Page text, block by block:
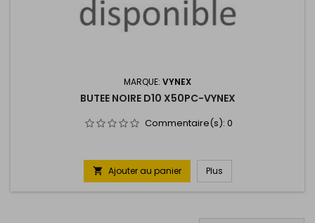
MARQUE: VYNEX
BUTEE NOIRE D10 X50PC-VYNEX
Commentaire(s): 0
 Ajouter au panier Plus